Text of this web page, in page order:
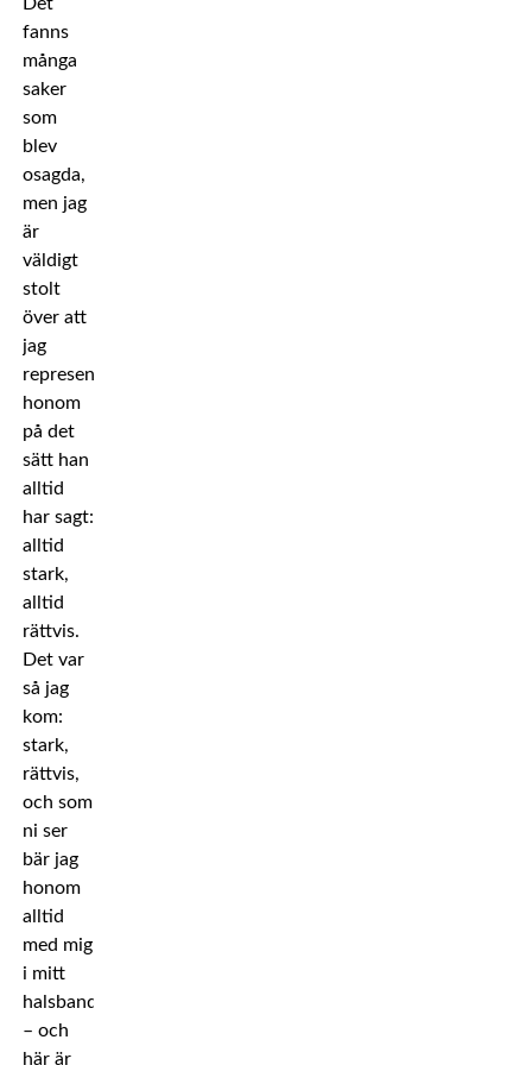
fanns
många
saker
som
blev
osagda,
men jag
är
väldigt
stolt
över att
jag
representerade
honom
på det
sätt han
alltid
har sagt:
alltid
stark,
alltid
rättvis.
Det var
så jag
kom:
stark,
rättvis,
och som
ni ser
bär jag
honom
alltid
med mig
i mitt
halsband
– och
här är